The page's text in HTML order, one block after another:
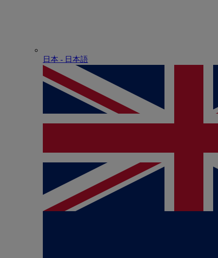
日本 - ⽇本語